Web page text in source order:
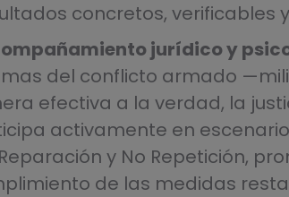
concretos, verificables
jurídico y
del conflicto armado
efectiva a la verdad, la
activamente en
y No Repetición,
de las medidas